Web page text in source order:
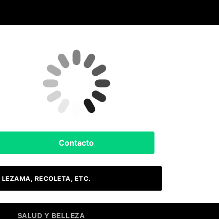
Buenos Aires, AR
13°C
Contacto
RECOLETA, ETC.
SALUD Y BELLEZA